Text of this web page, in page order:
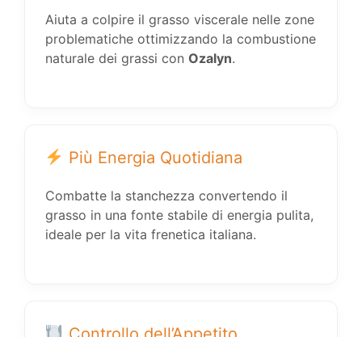
Aiuta a colpire il grasso viscerale nelle zone
problematiche ottimizzando la combustione
naturale dei grassi con Ozalyn.
Più Energia Quotidiana
Combatte la stanchezza convertendo il
grasso in una fonte stabile di energia pulita,
ideale per la vita frenetica italiana.